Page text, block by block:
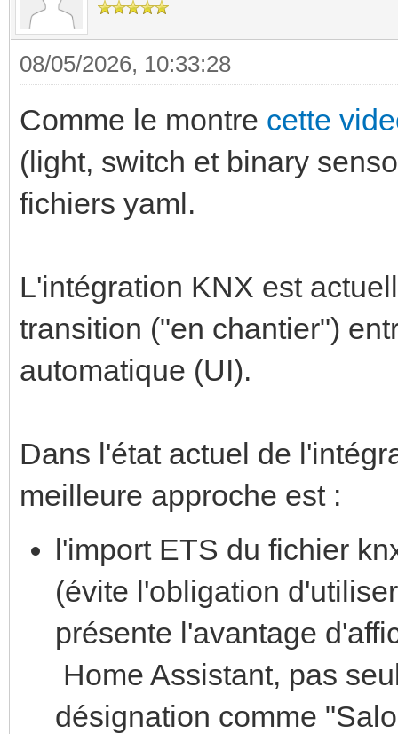
08/05/2026, 10:33:28
Comme le montre cette
(light, switch et binary
fichiers yaml.
L'intégration KNX est
transition ("en chantier")
automatique (UI).
Dans l'état actuel de
meilleure approche est :
l'import ETS du fichier
(évite l'obligation
présente l'avantage
Home Assistant, pas
désignation comme